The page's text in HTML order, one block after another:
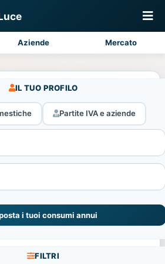
Aziende Mercato
IL TUO PROFILO
Partite IVA e aziende
i tuoi consumi annui
FILTRI